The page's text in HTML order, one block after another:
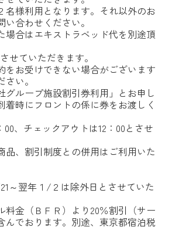
名様利用となります。それ以外のお
合わせください。
場合はエキストラベッド代を別途頂
せていただきます。
をお受けできない場合がございます
い。
グループ施設割引券利用」とお申し
着時にフロントの係に券をお渡しく
00、チェックアウトは12：00とさせ
品、割引制度との併用はご利用いた
～翌年１/２は除外日とさせていた
料金（ＢＦＲ）より20％割引（サー
んでおります。別途、東京都宿泊税